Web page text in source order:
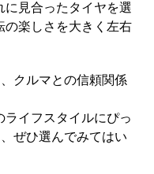
に見合ったタイヤを選
の楽しさを大きく左右
クルマとの信頼関係
イフスタイルにぴっ
ぜひ選んでみてはい